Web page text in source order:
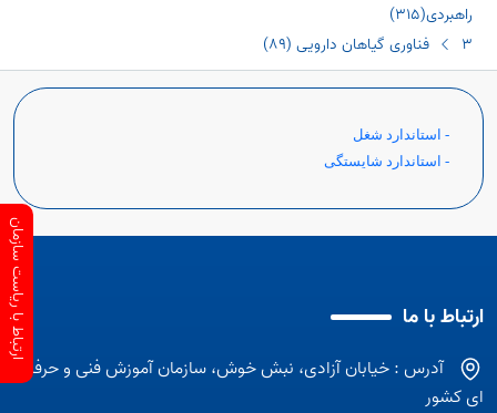
راهبردی(٣١٥)
3 فناوری گیاهان دارویی (٨٩)
- استاندارد شغل
- استاندارد شایستگی
ارتباط با ما
آدرس : خیابان آزادی، نبش خوش، سازمان آموزش فنی و حرفه
ای کشور
ارتباط با ریاست سازمان